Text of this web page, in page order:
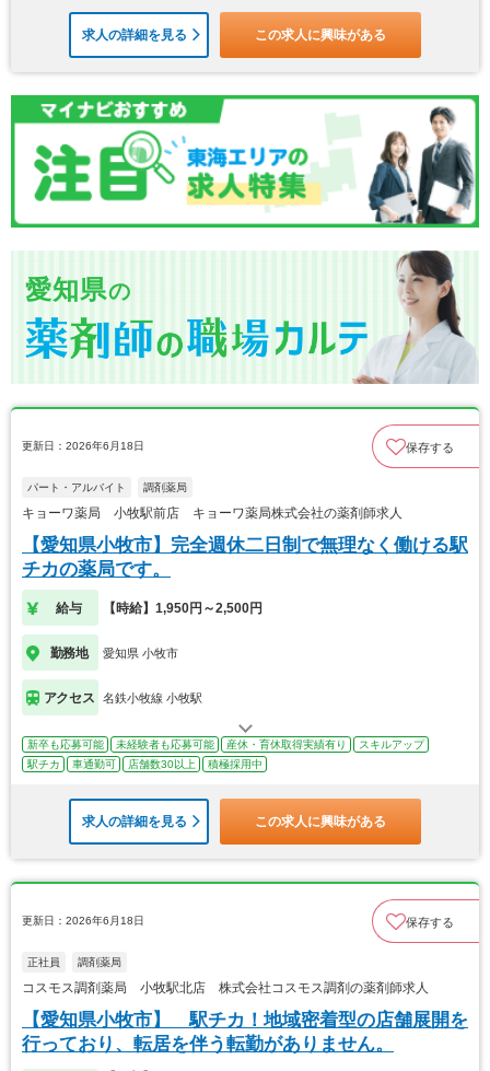
求人の詳細を見る この求人に興味がある
愛知県の
更新日：2026年6月18日 保存する
パート・アルバイト 調剤薬局
キョーワ薬局 小牧駅前店 キョーワ薬局株式会社の薬剤師求人
【愛知県小牧市】完全週休二日制で無理なく働ける駅
チカの薬局です。
給与 【時給】1,950円～2,500円
勤務地 愛知県 小牧市
アクセス 名鉄小牧線 小牧駅
新卒も応募可能 未経験者も応募可能 産休・育休取得実績有り
スキルアップ
駅チカ
車通勤可 店舗数30以上 積極採用中
求人の詳細を見る この求人に興味がある
更新日：2026年6月18日 保存する
正社員 調剤薬局
コスモス調剤薬局 小牧駅北店 株式会社コスモス調剤の薬剤師求人
【愛知県小牧市】 駅チカ！地域密着型の店舗展開を
行っており、転居を伴う転勤がありません。